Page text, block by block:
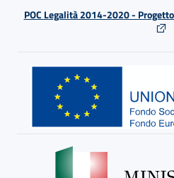
POC Legalità 2014-2020 -